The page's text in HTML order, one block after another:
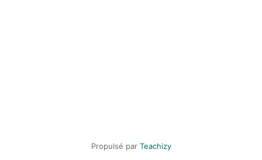
Propulsé par Teachizy